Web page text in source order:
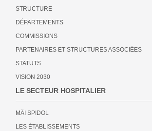
STRUCTURE
DÉPARTEMENTS
COMMISSIONS
PARTENAIRES ET STRUCTURES ASSOCIÉES
STATUTS
VISION 2030
LE SECTEUR HOSPITALIER
MÄI SPIDOL
LES ÉTABLISSEMENTS